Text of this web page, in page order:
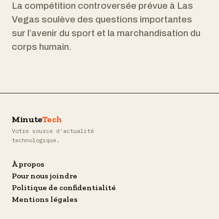
La compétition controversée prévue à Las
Vegas soulève des questions importantes
sur l’avenir du sport et la marchandisation du
corps humain.
MinuteTech
Votre source d'actualité
technologique.
À propos
Pour nous joindre
Politique de confidentialité
Mentions légales